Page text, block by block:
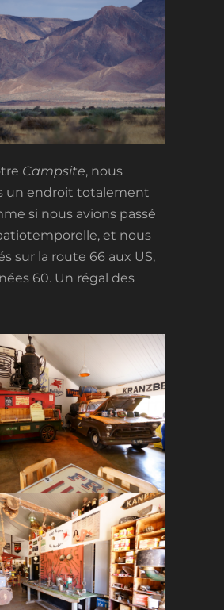
Campsite, nous
un endroit totalement
si nous avions passé
et nous
sur la route 66 aux US,
60. Un régal des